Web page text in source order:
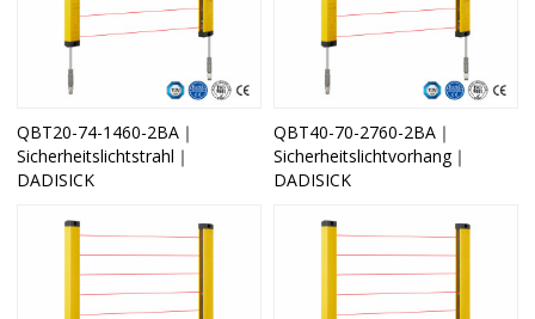
QBT20-74-1460-2BA｜
Sicherheitslichtstrahl｜
DADISICK
QBT40-70-2760-2BA｜
Sicherheitslichtvorhang｜
DADISICK